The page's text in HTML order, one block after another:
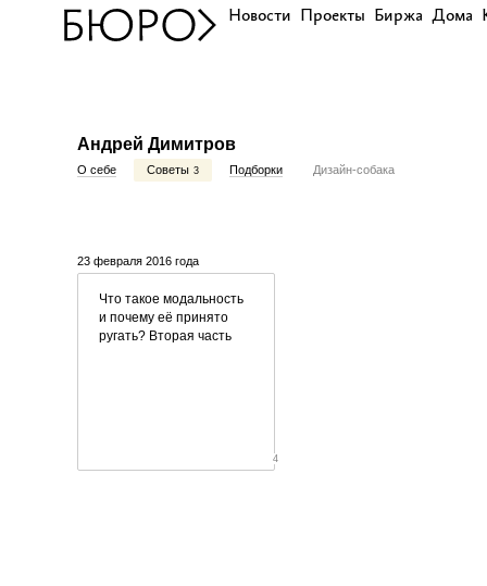
Новости Проекты Биржа Дома
Андрей Димитров
О себе Советы 3 Подборки Дизайн-собака
23 февраля 2016 года
Что такое модальность
и почему её принято
ругать? Вторая часть
4